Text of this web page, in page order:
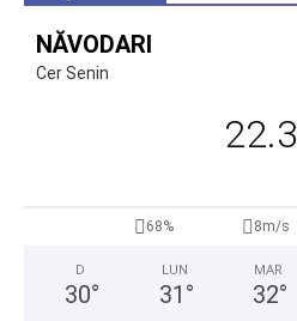
NĂVODARI
Cer Senin
22.3
68% 8m/s
D
30°
LUN
31 °
MAR
32°